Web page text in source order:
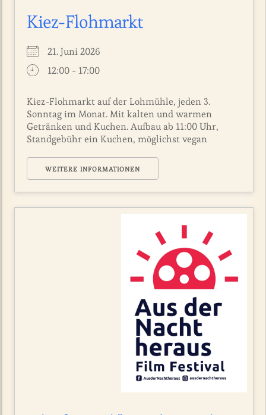
Kiez-Flohmarkt
21. Juni 2026
12:00 - 17:00
Kiez-Flohmarkt auf der Lohmühle, jeden 3.
Sonntag im Monat. Mit kalten und warmen
Getränken und Kuchen. Aufbau ab 11:00 Uhr,
Standgebühr ein Kuchen, möglichst vegan
WEITERE INFORMATIONEN